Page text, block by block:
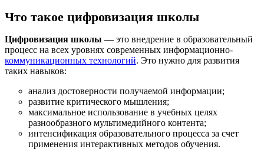
Что такое цифровизация школы
Цифровизация школы — это внедрение в образовательный
процесс на всех уровнях современных информационно-
коммуникационных технологий. Это нужно для развития
таких навыков:
анализ достоверности получаемой информации;
развитие критического мышления;
максимальное использование в учебных целях
разнообразного мультимедийного контента;
интенсификация образовательного процесса за счет
применения интерактивных методов обучения.